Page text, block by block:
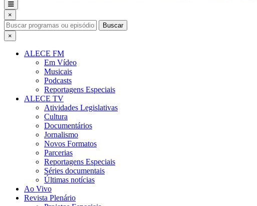
×
Buscar
×
ALECE FM
Em Vídeo
Musicais
Podcasts
Reportagens Especiais
ALECE TV
Atividades Legislativas
Cultura
Documentários
Jornalismo
Novos Formatos
Parcerias
Reportagens Especiais
Séries documentais
Últimas notícias
Ao Vivo
Revista Plenário